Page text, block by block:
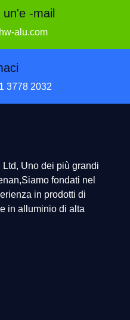
-mail
alu.com
3778 2032
Uno dei più grandi
fondati nel
in prodotti di
in alluminio di alta